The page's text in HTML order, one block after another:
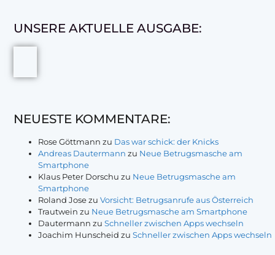
UNSERE AKTUELLE AUSGABE:
NEUESTE KOMMENTARE:
Rose Göttmann zu Das war schick: der Knicks
Andreas Dautermann zu Neue Betrugsmasche am
Smartphone
Klaus Peter Dorschu zu Neue Betrugsmasche am
Smartphone
Roland JosezuVorsicht: Betrugsanrufe aus Österreich
Trautwein zu Neue Betrugsmasche am Smartphone
Dautermann zuSchneller zwischen Apps wechseln
Joachim Hunscheid zuSchneller zwischen Apps wechseln